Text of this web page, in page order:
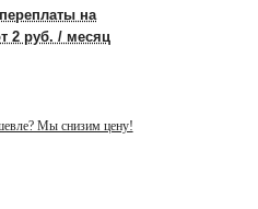
на
2 руб. / месяц
Мы снизим цену!